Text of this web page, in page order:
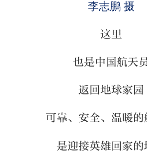
李志鹏 摄
这里
也是中国航天
返回地球家园
可靠、安全、温暖的
是迎接英雄回家的